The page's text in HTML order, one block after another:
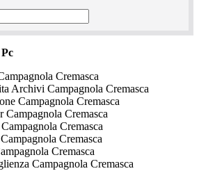
Cremasca
Archivi Campagnola Cremasca
Campagnola Cremasca
Campagnola Cremasca
Cremasca
Cremasca
Cremasca
Campagnola Cremasca